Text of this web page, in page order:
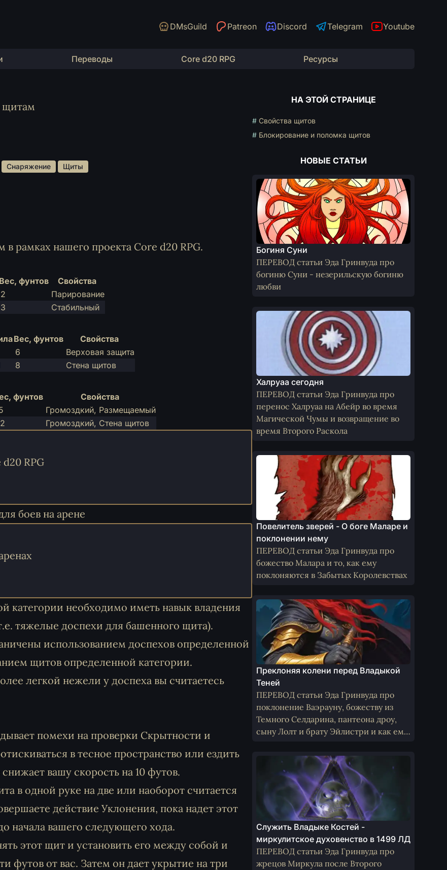
DMsGuild Patreon Discord Telegram Youtube
Переводы Core d20 RPG Ресурсы
щитам
Снаряжение Щиты
рамках нашего проекта Core d20 RPG.
Вес, фунтов
Свойства
2
Парирование
3 Стабильный
Вес, фунтов
Свойства
6
Верховая защита
8 Стена щитов
фунтов
Свойства
Громоздкий, Размещаемый
Громоздкий, Стена щитов
RPG
боев на арене
категории необходимо иметь навык владения
тяжелые доспехи для башенного щита).
использованием доспехов определенной
щитов определенной категории.
легкой нежели у доспеха вы считаетесь
помехи на проверки Скрытности и
в тесное пространство или ездить
вашу скорость на 10 футов.
в одной руке на две или наоборот считается
действие Уклонения, пока надет этот
начала вашего следующего хода.
этот щит и установить его между собой и
футов от вас. Затем он дает укрытие на три
НА ЭТОЙ СТРАНИЦЕ
# Свойства щитов
# Блокирование и поломка щитов
НОВЫЕ СТАТЬИ
Богиня Суни
ПЕРЕВОД статьи Эда Гринвуда про
богиню Суни - незерильскую богиню
любви
Халруаа сегодня
ПЕРЕВОД статьи Эда Гринвуда про
перенос Халруаа на Абейр во время
Магической Чумы и возвращение во
время Второго Раскола
Повелитель зверей - О боге Маларе и
поклонении нему
ПЕРЕВОД статьи Эда Гринвуда про
божество Малара и то, как ему
поклоняются в Забытых Королевствах
Преклоняя колени перед Владыкой
Теней
ПЕРЕВОД статьи Эда Гринвуда про
поклонение Ваэрауну, божеству из
Темного Селдарина, пантеона дроу,
сыну Лолт и брату Эйлистри и как ему
Служить Владыке Костей -
миркулитское духовенство в 1499 ЛД
ПЕРЕВОД статьи Эда Гринвуда про
жрецов Миркула после Второго